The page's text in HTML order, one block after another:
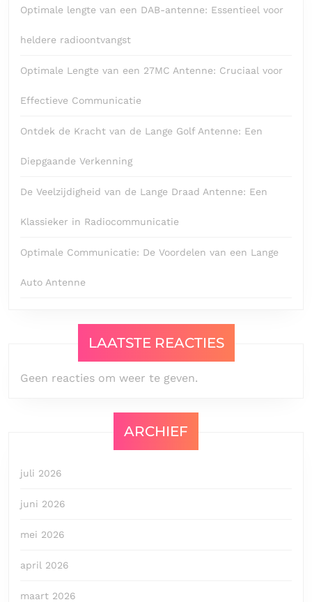
Optimale lengte van een DAB-antenne: Essentieel voor
heldere radioontvangst
Optimale Lengte van een 27MC Antenne: Cruciaal voor
Effectieve Communicatie
Ontdek de Kracht van de Lange Golf Antenne: Een
Diepgaande Verkenning
De Veelzijdigheid van de Lange Draad Antenne: Een
Klassieker in Radiocommunicatie
Optimale Communicatie: De Voordelen van een Lange
Auto Antenne
LAATSTE REACTIES
Geen reacties om weer te geven.
ARCHIEF
juli 2026
juni 2026
mei 2026
april 2026
maart 2026